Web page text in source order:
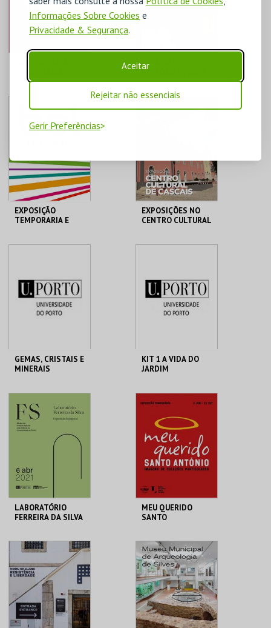
Informações Sobre Cookies e
Privacidade & Segurança.
Aceitar
Rejeitar não essenciais
Gerir Preferências
COMPRAR
COMPRAR
CASA DAS
HISTÓRIAS PAULA
REGO
REGO
COMPRAR
EXPOSIÇÃO
TEMPORARIA E
MAIS INFO
COMPRAR
EXPOSIÇÕES NO
CENTRO CULTURAL
MAIS INFO
COMPRAR
GEMAS, CRISTAIS E
MINERAIS
CENTRAL
MAIS INFO
KIT 1 A VIDA DO
JARDIM
BIODIVERSIDADE
MAIS INFO
COMPRAR
LABORATÓRIO
FERREIRA DA SILVA
MHNC-UP - POLO
MAIS INFO
COMPRAR
MEU QUERIDO
SANTO
PARTICULARES-EXP
TEMPORÁRIA
ML - SANTO
ANTÓNIO
MAIS INFO
COMPRAR